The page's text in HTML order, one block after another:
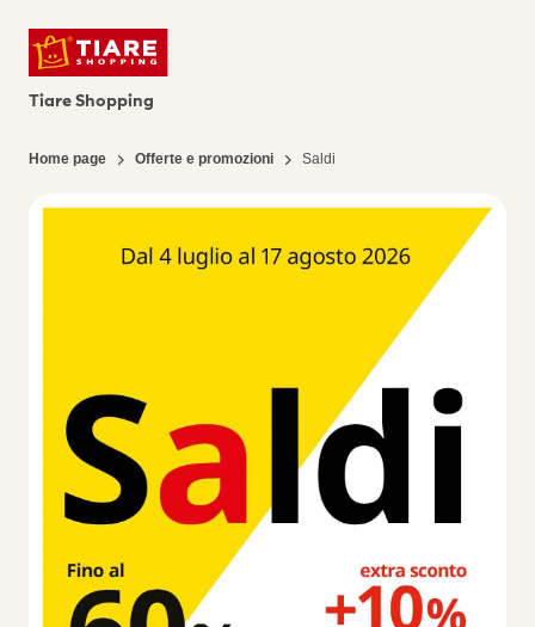
Tiare Shopping
Home page Offerte e promozioni Saldi